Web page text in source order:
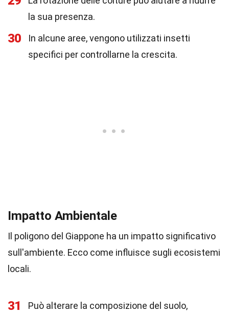
la sua presenza.
30
In alcune aree, vengono utilizzati insetti
specifici per controllarne la crescita.
Impatto Ambientale
Il poligono del Giappone ha un impatto significativo
sull'ambiente. Ecco come influisce sugli ecosistemi
locali.
31
Può alterare la composizione del suolo,